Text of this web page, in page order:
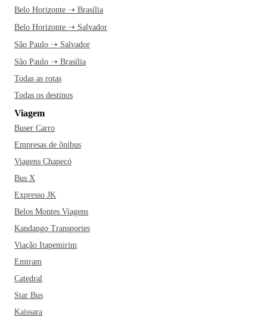
Belo Horizonte ➝ Brasília
Belo Horizonte ➝ Salvador
São Paulo ➝ Salvador
São Paulo ➝ Brasília
Todas as rotas
Todas os destinos
Viagem
Buser Carro
Empresas de ônibus
Viagens Chapecó
Bus X
Expresso JK
Belos Montes Viagens
Kandango Transportes
Viação Itapemirim
Emtram
Catedral
Star Bus
Kaissara